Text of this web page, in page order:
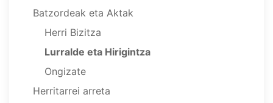
Batzordeak eta Aktak
Herri Bizitza
Lurralde eta Hirigintza
Ongizate
Herritarrei arreta